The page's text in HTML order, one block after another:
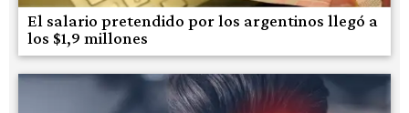
El salario pretendido por los argentinos llegó a
los $1,9 millones